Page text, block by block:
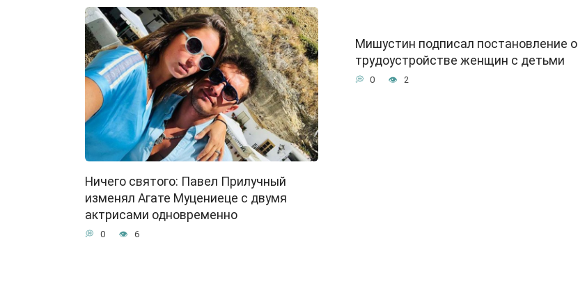
Ничего святого: Павел Прилучный
изменял Агате Муцениеце с двумя
актрисами одновременно
0 6
Мишустин подписал постановление о
трудоустройстве женщин с детьми
0 2